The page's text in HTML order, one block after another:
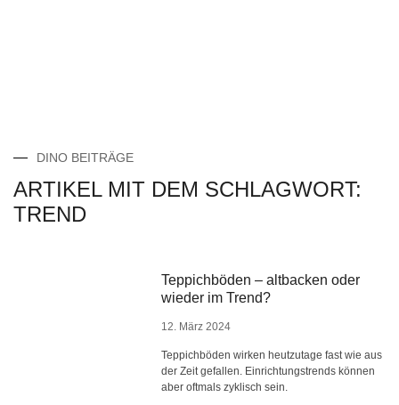
DINO BEITRÄGE
ARTIKEL MIT DEM SCHLAGWORT:
TREND
Teppichböden – altbacken oder
wieder im Trend?
12. März 2024
Teppichböden wirken heutzutage fast wie aus
der Zeit gefallen. Einrichtungstrends können
aber oftmals zyklisch sein.